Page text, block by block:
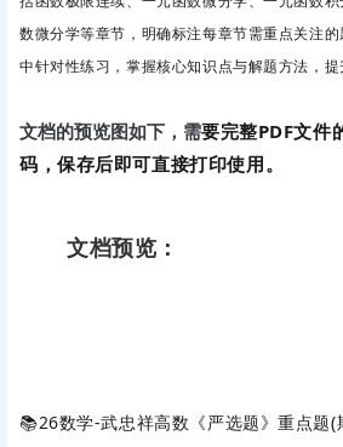
数微分学等章节，明确标注每章节需重点关注
中针对性练习，掌握核心知识点与解题方法，提
文档的预览图如下，需要完整PDF文件
码，保存后即可直接打印使用。
文档预览：
📚26数学-武忠祥高数《严选题》重点题(